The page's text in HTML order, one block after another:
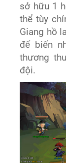
sở hữu 1
thể tùy
Giang hồ
để biến
thương
đội.